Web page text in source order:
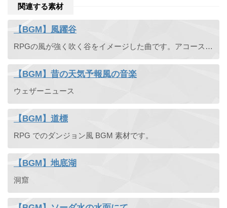
関連する素材
【BGM】風躍谷
RPGの風が強く吹く谷をイメージした曲です。アコースティックな変拍子曲で民族風な楽曲となっています。スチールギターの伴奏の上にフルートでメロディを奏でる情熱的な印象があります。
【BGM】昔の天気予報風の音楽
ウェザーニュース
【BGM】道標
RPG でのダンジョン風 BGM 素材です。
【BGM】地底湖
洞窟